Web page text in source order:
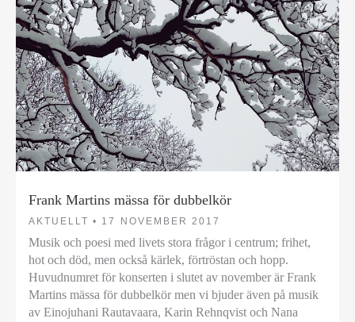
Frank Martins mässa för dubbelkör
AKTUELLT • 17 NOVEMBER 2017
Musik och poesi med livets stora frågor i centrum; frihet,
hot och död, men också kärlek, förtröstan och hopp.
Huvudnumret för konserten i slutet av november är Frank
Martins mässa för dubbelkör men vi bjuder även på musik
av Einojuhani Rautavaara, Karin Rehnqvist och Nana